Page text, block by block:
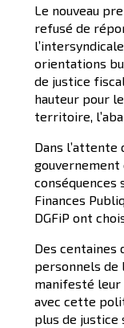
Le nouveau
refusé de
orientations
de justice
hauteur pour
territoire,
Dans l’attente
gouvernement
conséquences
Finances
DGFiP ont
Des centaines
personnels de
manifesté
avec cette
plus de justice